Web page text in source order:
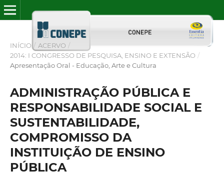
INÍCIO / ACERVO /
2014: I CONGRESSO DE PESQUISA, ENSINO E EXTENSÃO /
Apresentação Oral - Educação, Arte e Cultura
ADMINISTRAÇÃO PÚBLICA E
RESPONSABILIDADE SOCIAL E
SUSTENTABILIDADE,
COMPROMISSO DA
INSTITUIÇÃO DE ENSINO
PÚBLICA